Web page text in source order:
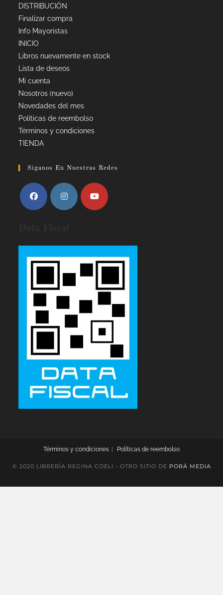
DISTRIBUCIÓN
Finalizar compra
Info Mayoristas
INICIO
Libros nuevamente en stock
Lista de deseos
Mi cuenta
Nosotros (nuevo)
Novedades del mes
Políticas de reembolso
Términos y condiciones
TIENDA
Siganos En Nuestras Redes
Términos y condiciones Políticas de reembolso
© 2020 LIBRERÍA REGINA COELI - OTRO SITIO DE PORÁ MEDIA